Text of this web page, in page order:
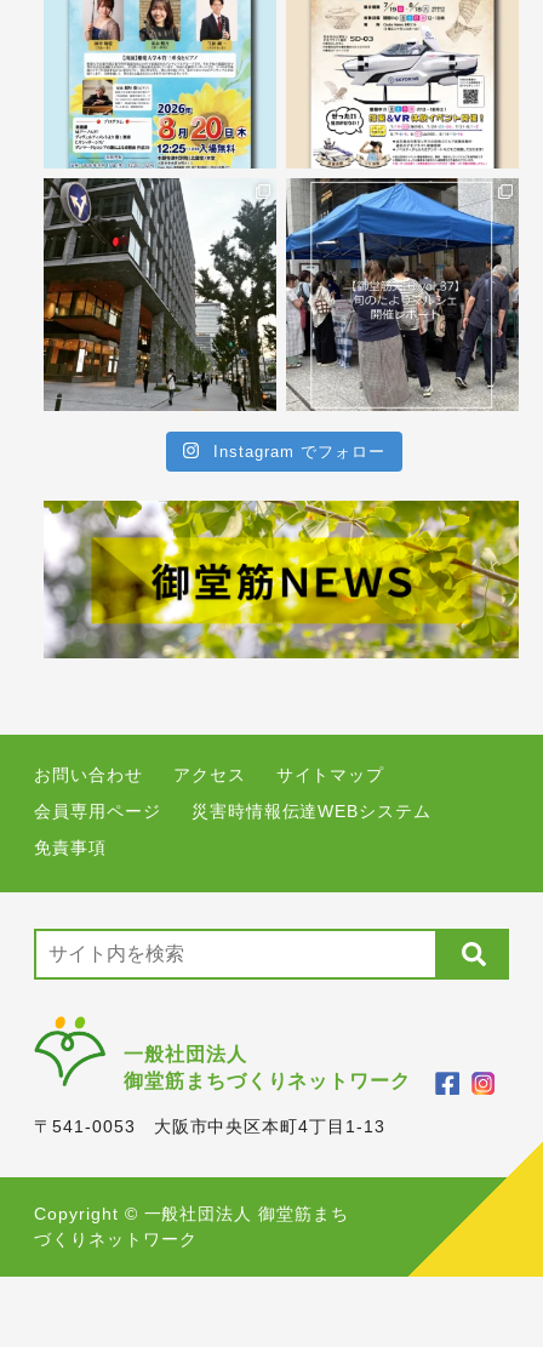
Instagram でフォロー
お問い合わせ アクセス
サイトマップ
会員専用ページ
災害時情報伝達WEBシステム
免責事項
一般社団法人
御堂筋まちづくりネットワーク
〒541-0053 大阪市中央区本町4丁目1-13
Copyright © 一般社団法人 御堂筋まち
づくりネットワーク